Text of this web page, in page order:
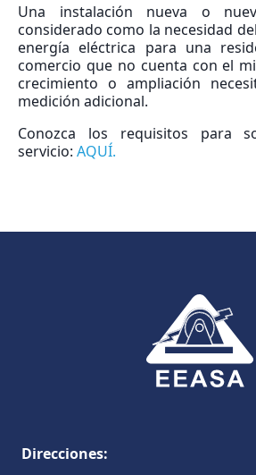
Una instalación nueva o
considerado como la necesidad
energía eléctrica para una
comercio que no cuenta con el
crecimiento o ampliación
medición adicional.
Conozca los requisitos para
servicio: AQUÍ.
Direcciones: